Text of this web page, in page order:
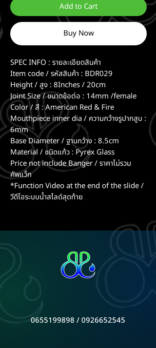
Add to Cart
Buy Now
SPEC INFO : รายละเอียดสินค้า
Item code / รหัสสินค้า : BDR029
Height / สูง : 8Inches / 20cm
Joint Size / ขนาดข้อต่อ : 14mm /female
Color / สี : American Red & Fire
Mouthpiece inner dia / ความกว้างรูปากสูบ :
6mm
Base Diameter / ฐานกว้าง : 8.5cm
Material / ชนิดแก้ว : Pyrex Glass
Price not include Banger / ราคาไม่รวม
คัพแว็ก
*Function Video at the end of the slide /
วีดีโอระบบน้ำสไลด์สุดท้าย
0655199898 /0926652545